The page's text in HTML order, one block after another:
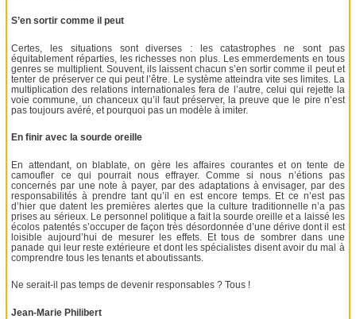
S’en sortir comme il peut
Certes, les situations sont diverses : les catastrophes ne sont pas
équitablement réparties, les richesses non plus. Les emmerdements en tous
genres se multiplient. Souvent, ils laissent chacun s’en sortir comme il peut et
tenter de préserver ce qui peut l’être. Le système atteindra vite ses limites. La
multiplication des relations internationales fera de l’autre, celui qui rejette la
voie commune, un chanceux qu’il faut préserver, la preuve que le pire n’est
pas toujours avéré, et pourquoi pas un modèle à imiter.
En finir avec la sourde oreille
En attendant, on blablate, on gère les affaires courantes et on tente de
camoufler ce qui pourrait nous effrayer. Comme si nous n’étions pas
concernés par une note à payer, par des adaptations à envisager, par des
responsabilités à prendre tant qu’il en est encore temps. Et ce n’est pas
d’hier que datent les premières alertes que la culture traditionnelle n’a pas
prises au sérieux. Le personnel politique a fait la sourde oreille et a laissé les
écolos patentés s’occuper de façon très désordonnée d’une dérive dont il est
loisible aujourd’hui de mesurer les effets. Et tous de sombrer dans une
panade qui leur reste extérieure et dont les spécialistes disent avoir du mal à
comprendre tous les tenants et aboutissants.
Ne serait-il pas temps de devenir responsables ? Tous !
Jean-Marie Philibert